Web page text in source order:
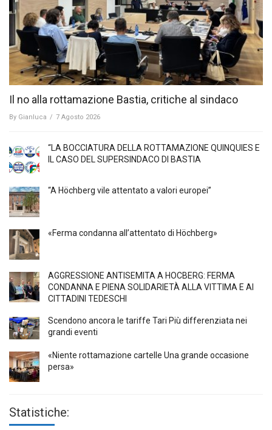
Il no alla rottamazione Bastia, critiche al sindaco
By Gianluca / 7 Agosto 2026
“LA BOCCIATURA DELLA ROTTAMAZIONE QUINQUIES E
IL CASO DEL SUPERSINDACO DI BASTIA
“A Höchberg vile attentato a valori europei”
«Ferma condanna all’attentato di Höchberg»
AGGRESSIONE ANTISEMITA A HÖCBERG: FERMA
CONDANNA E PIENA SOLIDARIETÀ ALLA VITTIMA E AI
CITTADINI TEDESCHI
Scendono ancora le tariffe Tari Più differenziata nei
grandi eventi
«Niente rottamazione cartelle Una grande occasione
persa»
Statistiche: